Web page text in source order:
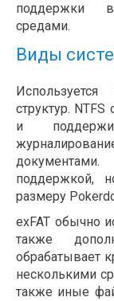
поддержки
средами.
Виды
структур.
и
документами.
поддержкой,
размеру
exFAT обычно
также
обрабатывает
несколькими
также иные